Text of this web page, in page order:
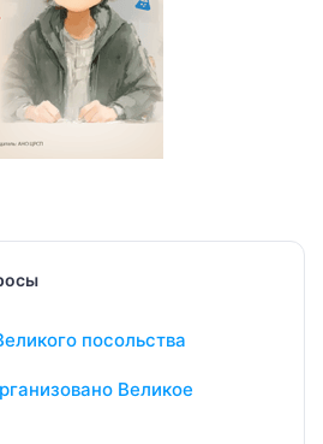
посольства
Великое